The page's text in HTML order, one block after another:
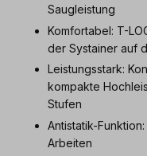
Saugleistung
Komfortabel: T-
der Systainer auf
Leistungsstark:
kompakte
Stufen
Antistatik-
Arbeiten